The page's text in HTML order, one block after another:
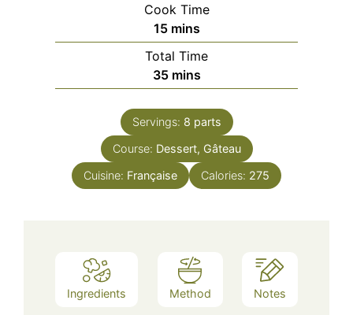
Cook Time
15minutes
mins
Total Time
35minutes
mins
Servings: 8 parts
Course: Dessert, Gâteau
Cuisine: Française Calories: 275
Ingredients Method Notes